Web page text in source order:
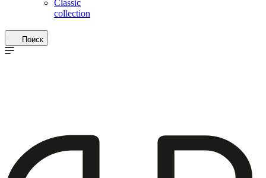
Classic
collection
Поиск